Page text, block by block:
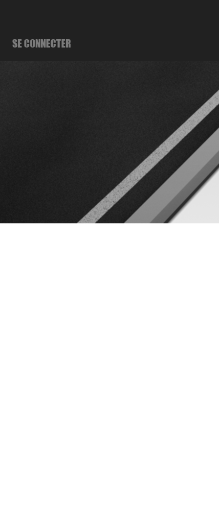
SE CONNECTER